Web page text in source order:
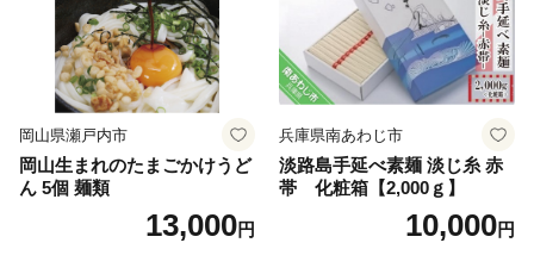
岡山県瀬戸内市
岡山生まれのたまごかけうど
ん 5個 麺類
13,000円
兵庫県南あわじ市
淡路島手延べ素麺 淡じ糸 赤
帯 化粧箱【2,000ｇ】
10,000円